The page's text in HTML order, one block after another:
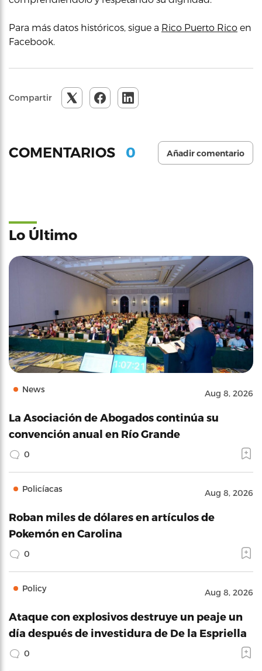
Para más datos históricos, sigue a Rico Puerto Rico en
Facebook.
Compartir
COMENTARIOS 0 Añadir comentario
Lo Último
News Aug 8, 2026
La Asociación de Abogados continúa su
convención anual en Río Grande
0
Policíacas Aug 8, 2026
Roban miles de dólares en artículos de
Pokemón en Carolina
0
Policy Aug 8, 2026
Ataque con explosivos destruye un peaje un
día después de investidura de De la Espriella
0